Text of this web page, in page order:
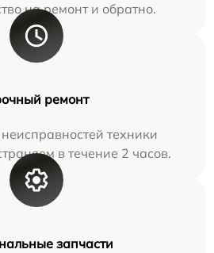
на ремонт и обратно.
ремонт
техники
в течение 2 часов.
запчасти